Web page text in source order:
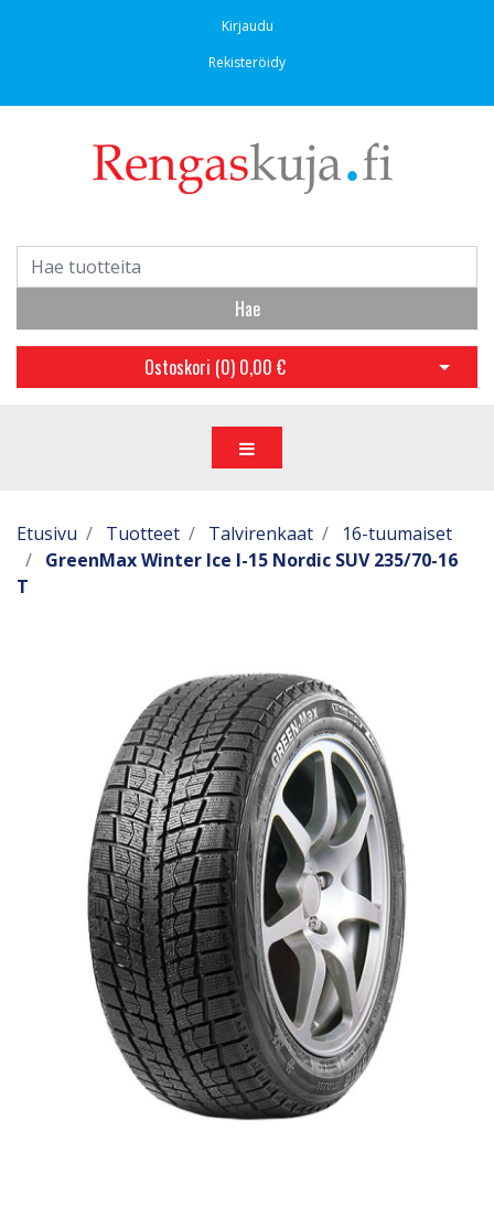
Kirjaudu
Rekisteröidy
Hae
Ostoskori (0) 0,00 € Avaa
Etusivu Tuotteet Talvirenkaat
16-tuumaiset
GreenMax Winter Ice I-15 Nordic SUV 235/70-16
T